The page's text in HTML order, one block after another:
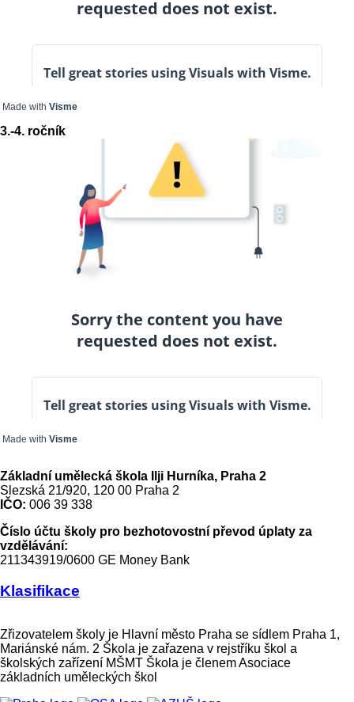
Made with Visme
3.-4. ročník
Made with Visme
Základní umělecká škola Ilji Hurníka, Praha 2
Slezská 21/920, 120 00 Praha 2
IČO: 006 39 338
Číslo účtu školy pro bezhotovostní převod úplaty za
vzdělávání:
211343919/0600 GE Money Bank
Klasifikace
Zřizovatelem školy je Hlavní město Praha se sídlem Praha 1,
Mariánské nám. 2 Škola je zařazena v rejstříku škol a
školských zařízení MŠMT Škola je členem Asociace
základních uměleckých škol